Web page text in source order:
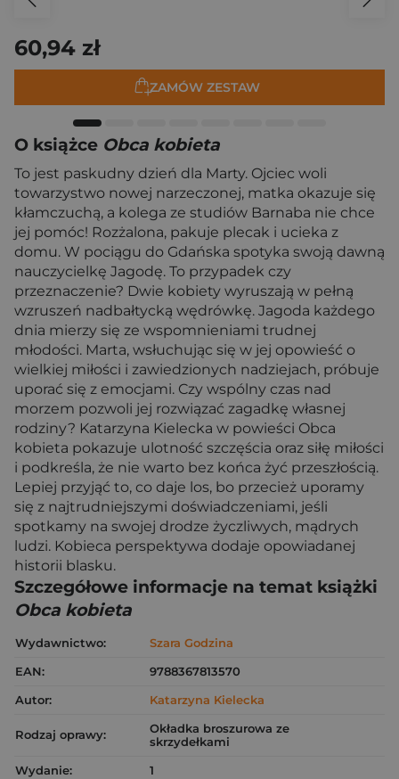
60,94 zł
ZAMÓW ZESTAW
O książce Obca kobieta
To jest paskudny dzień dla Marty. Ojciec woli
towarzystwo nowej narzeczonej, matka okazuje się
kłamczuchą, a kolega ze studiów Barnaba nie chce
jej pomóc! Rozżalona, pakuje plecak i ucieka z
domu. W pociągu do Gdańska spotyka swoją dawną
nauczycielkę Jagodę. To przypadek czy
przeznaczenie? Dwie kobiety wyruszają w pełną
wzruszeń nadbałtycką wędrówkę. Jagoda każdego
dnia mierzy się ze wspomnieniami trudnej
młodości. Marta, wsłuchując się w jej opowieść o
wielkiej miłości i zawiedzionych nadziejach, próbuje
uporać się z emocjami. Czy wspólny czas nad
morzem pozwoli jej rozwiązać zagadkę własnej
rodziny? Katarzyna Kielecka w powieści Obca
kobieta pokazuje ulotność szczęścia oraz siłę miłości
i podkreśla, że nie warto bez końca żyć przeszłością.
Lepiej przyjąć to, co daje los, bo przecież uporamy
się z najtrudniejszymi doświadczeniami, jeśli
spotkamy na swojej drodze życzliwych, mądrych
ludzi. Kobieca perspektywa dodaje opowiadanej
historii blasku.
Szczegółowe informacje na temat książki
Obca kobieta
Wydawnictwo:
Szara Godzina
EAN:
9788367813570
Autor:
Katarzyna Kielecka
Rodzaj oprawy:
Okładka broszurowa ze
skrzydełkami
Wydanie:
1